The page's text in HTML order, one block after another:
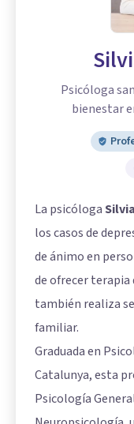
Psicóloga
bienestar
La psicóloga
los casos de
de ánimo en
de ofrecer terapia
también realiza
familiar.
Graduada en
Catalunya, esta
Psicología